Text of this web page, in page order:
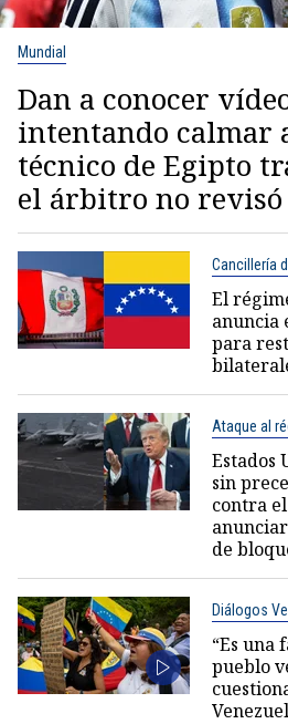
Mundial
Dan a conocer
intentando calmar
técnico de Egipto
el árbitro no revisó
Cancillería
El
anuncia
para
Ataque al
Estados
sin
contra
de
Diálogos
“Es una
pueblo